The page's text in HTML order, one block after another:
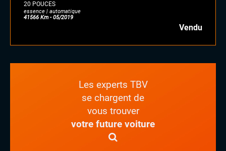
20 POUCES
essence | automatique
41566 Km - 05/2019
Vendu
Les experts TBV
se chargent de
vous trouver
votre future voiture